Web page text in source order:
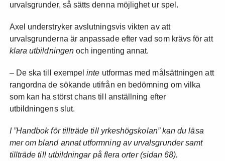
urvalsgrunder, så sätts denna möjlighet ur spel.
Axel understryker avslutningsvis vikten av att
urvalsgrunderna är anpassade efter vad som krävs för att
klara utbildningenoch ingenting annat.
– De ska till exempelinte utformas med målsättningen att
rangordna de sökande utifrån en bedömning om vilka
som kan ha störst chans till anställning efter
utbildningens slut.
I ”Handbok för tillträde till yrkeshögskolan” kan du läsa
mer om bland annat utformning av urvalsgrunder samt
tillträde till utbildningar på flera orter (sidan 68).